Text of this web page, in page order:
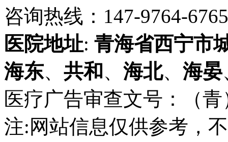
咨询热线：147-9764-
医院地址: 青海省西宁市
海东、 共和 、 海北、 海晏
医疗广告审查文号：（
注:网站信息仅供参考，